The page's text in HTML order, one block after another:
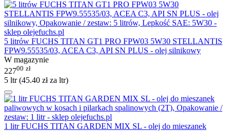
5 litrów FUCHS TITAN GT1 PRO FPW03 5W30 STELLANTIS
FPW9.55535/03, ACEA C3, API SN PLUS - olej silnikowy
W magazynie
22700 zł
5 ltr (45.40 złza ltr)
1 litr FUCHS TITAN GARDEN MIX SL - olej do mieszanek